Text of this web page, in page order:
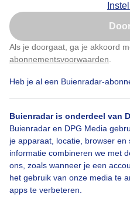
Als je doorgaat, ga je akkoord
abonnementsvoorwaarden
Heb je al een Buienradar-
Buienradar is onderdeel van
Buienradar en DPG Media
je apparaat, locatie, browser
informatie combineren we met
ons, zoals wanneer je een
het gebruik van onze media te
apps te verbeteren.
Door: Marjon Adamidis - van
Gemaakt: 07-06-2026, 105x
Zon Wolken Wind
Bekijk slideshow
Nu niet,
Klik hierom